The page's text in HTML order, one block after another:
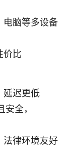
电脑等多设备
价比
延迟更低
全，
法律环境友好